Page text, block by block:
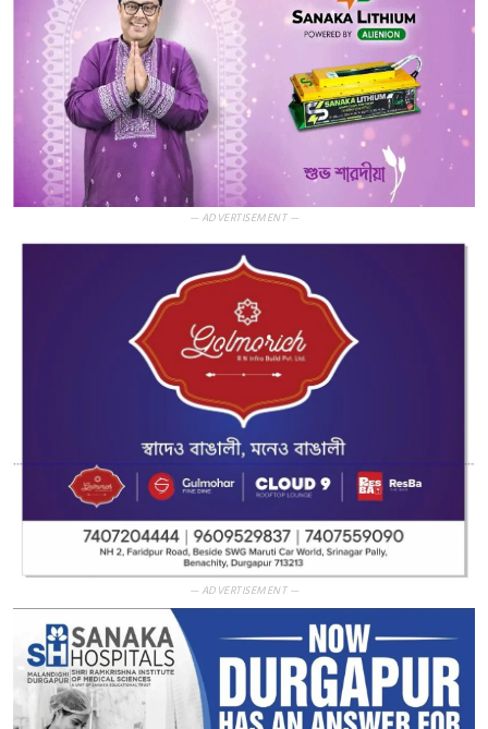
— ADVERTISEMENT —
— ADVERTISEMENT —